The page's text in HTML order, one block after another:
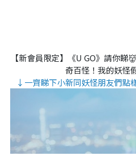
【新會員限定】《U GO》請你睇
奇百怪！我的妖怪
↓一齊睇下小新同妖怪朋友們點